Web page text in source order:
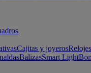
Cajitas y joyerosRelojes
BalizasSmart Light